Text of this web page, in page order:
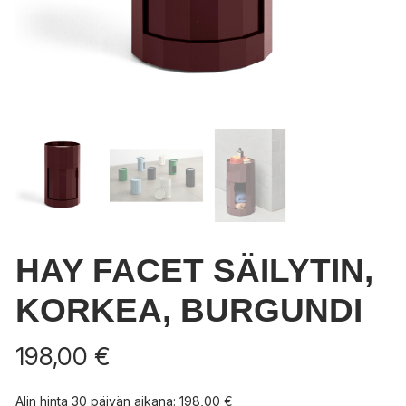
HAY FACET SÄILYTIN,
KORKEA, BURGUNDI
198,00 €
Alin hinta 30 päivän aikana: 198,00 €